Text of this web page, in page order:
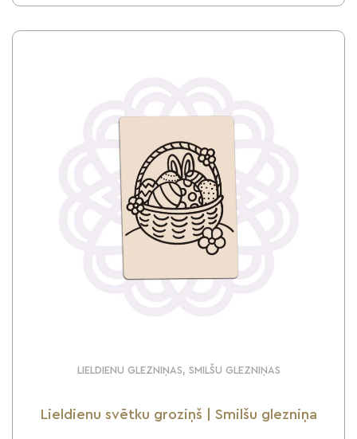
UZZINI VAIRĀK
LIELDIENU GLEZNIŅAS, SMILŠU GLEZNIŅAS
Lieldienu svētku groziņš | Smilšu glezniņa